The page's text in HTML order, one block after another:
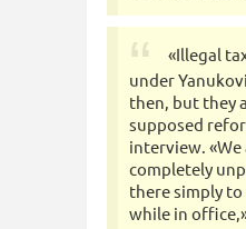
«Illegal
under
then, but they
supposed
interview.
completely
there simply to
while in